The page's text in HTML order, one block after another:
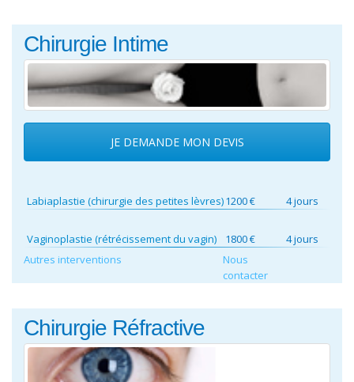
Chirurgie Intime
JE DEMANDE MON DEVIS
Labiaplastie (chirurgie des petites lèvres)1200 € 4 jours
Vaginoplastie (rétrécissement du vagin) 1800 €
4 jours
Autres interventions
Nous
contacter
Chirurgie Réfractive